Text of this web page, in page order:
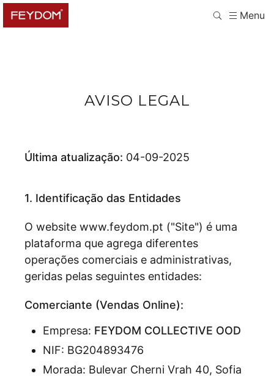
Menu
AVISO LEGAL
Última atualização: 04-09-2025
1. Identificação das Entidades
O website www.feydom.pt ("Site") é uma
plataforma que agrega diferentes
operações comerciais e administrativas,
geridas pelas seguintes entidades:
Comerciante (Vendas Online):
Empresa: FEYDOM COLLECTIVE OOD
NIF: BG204893476
Morada: Bulevar Cherni Vrah 40, Sofia